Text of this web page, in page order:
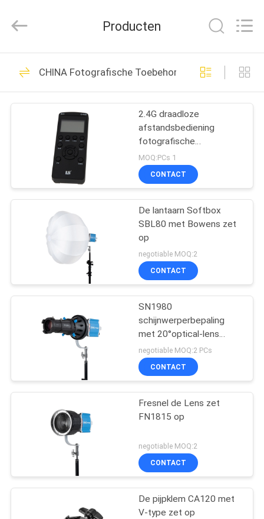
HUIS
PRODUCTEN
VIDEOS
ONGEVEER
ONS
FABRIEKSREIS
KWALITEITSCONTROLE
CONTACTEER
GEVALLEN
SITEMAP
PRIVACY
Equipment
Rights
LEIDENE
Studiolichten
14
De Lichten van de
fotostudio
15
LEIDENE
Videolichten
LEIDENE
Fotografielichten
Producten
CHINA Fotografische Toebehoren
2.4G draadloze
afstandsbediening
fotografische
accessoires RC3
MOQ:PCs 1
CONTACT
De lantaarn Softbox
SBL80 met Bowens zet
op
negotiable MOQ:2
CONTACT
SN1980
schijnwerperbepaling
met 20°optical-lens
wordt geplaatst die
negotiable MOQ:2 PCs
CONTACT
Fresnel de Lens zet
FN1815 op
negotiable MOQ:2
CONTACT
De pijpklem CA120 met
V-type zet op